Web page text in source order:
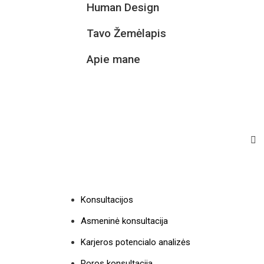
Human Design
Tavo Žemėlapis
Apie mane
Konsultacijos
Asmeninė konsultacija
Karjeros potencialo analizės